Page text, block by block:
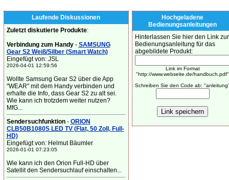
Laufende Diskussionen
Zuletzt diskutierte Produkte:
Verbindung zum Handy- SAMSUNG
Gear S2 Weiß/Silber (Smart Watch)
Eingefügt von: JSL
2026-04-01 12:59:56
Wollte Samsung Gear S2 über die App
"WEAR" mit dem Handy verbinden und
erhalte die Info, dass Gear S2 zu alt sei.
Wie kann ich trotzdem weiter nutzen?
MfG...
Sendersuchfunktion- ORION
CLB50B1080S LED TV (Flat, 50 Zoll, Full-
HD)
Eingefügt von: Helmut Bäumler
2026-01-01 07:23:05
Wie kann ich den Orion Full-HD über
Satellit den Sendersuchlauf einschalten...
Hochgeladene
Bedienungsanleitungen
Hinterlassen Sie hier den Link zur
Bedienungsanleitung für das
abgebildete Produkt:
Link im Format
"http://www.webseite.de/handbuch.pdf"
Schreiben Sie den Code ab: